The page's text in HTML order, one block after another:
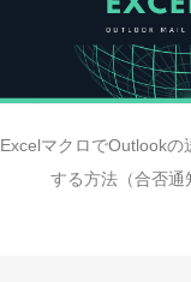
ExcelマクロでOutlookの
する方法（合否通